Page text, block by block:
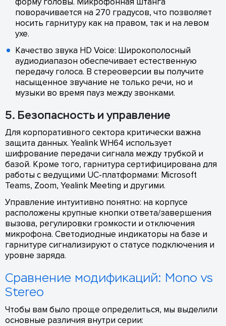
поворачивается на 270 градусов, что позволяет
носить гарнитуру как на правом, так и на левом
ухе.
Качество звука HD Voice: Широкополосный
аудиодиапазон обеспечивает естественную
передачу голоса. В стереоверсии вы получите
насыщенное звучание не только речи, но и
музыки во время пауз между звонками.
5. Безопасность и управление
Для корпоративного сектора критически важна
защита данных. Yealink WH64 использует
шифрование передачи сигнала между трубкой и
базой. Кроме того, гарнитура сертифицирована для
работы с ведущими UC-платформами: Microsoft
Teams, Zoom, Yealink Meeting и другими.
Управление интуитивно понятно: на корпусе
расположены крупные кнопки ответа/завершения
вызова, регулировки громкости и отключения
микрофона. Светодиодные индикаторы на базе и
гарнитуре сигнализируют о статусе подключения и
уровне заряда.
Сравнение модификаций: Mono vs
Stereo
Чтобы вам было проще определиться, мы выделили
основные различия внутри серии: